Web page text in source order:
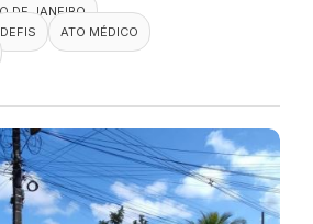
DE JANEIRO
DEFIS
ATO MÉDICO